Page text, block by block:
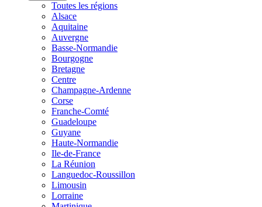
Toutes les régions
Alsace
Aquitaine
Auvergne
Basse-Normandie
Bourgogne
Bretagne
Centre
Champagne-Ardenne
Corse
Franche-Comté
Guadeloupe
Guyane
Haute-Normandie
Ile-de-France
La Réunion
Languedoc-Roussillon
Limousin
Lorraine